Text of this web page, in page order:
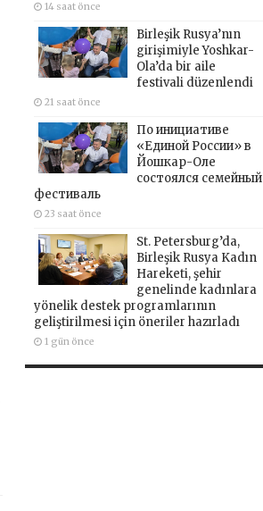
14 saat önce
Birleşik Rusya’nın
girişimiyle Yoshkar-
Ola’da bir aile
festivali düzenlendi
21 saat önce
По инициативе
«Единой России» в
Йошкар-Оле
состоялся семейный
фестиваль
23 saat önce
St. Petersburg’da,
Birleşik Rusya Kadın
Hareketi, şehir
genelinde kadınlara
yönelik destek programlarının
geliştirilmesi için öneriler hazırladı
1 gün önce